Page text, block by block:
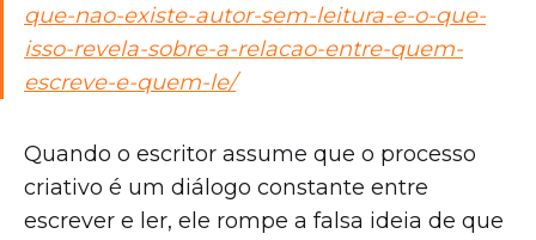
que-nao-existe-autor-sem-leitura-e-o-que-
isso-revela-sobre-a-relacao-entre-quem-
escreve-e-quem-le/
Quando o escritor assume que o processo
criativo é um diálogo constante entre
escrever e ler, ele rompe a falsa ideia de que